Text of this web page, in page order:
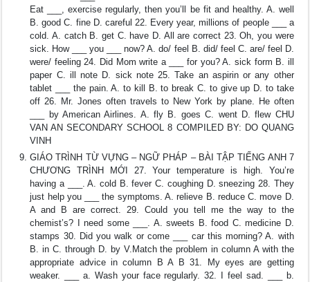
Eat ___, exercise regularly, then you’ll be fit and healthy. A. well
B. good C. fine D. careful 22. Every year, millions of people ___ a
cold. A. catch B. get C. have D. All are correct 23. Oh, you were
sick. How ___ you ___ now? A. do/ feel B. did/ feel C. are/ feel D.
were/ feeling 24. Did Mom write a ___ for you? A. sick form B. ill
paper C. ill note D. sick note 25. Take an aspirin or any other
tablet ___ the pain. A. to kill B. to break C. to give up D. to take
off 26. Mr. Jones often travels to New York by plane. He often
___ by American Airlines. A. fly B. goes C. went D. flew CHU
VAN AN SECONDARY SCHOOL 8 COMPILED BY: DO QUANG
VINH
GIÁO TRÌNH TỪ VỰNG – NGỮ PHÁP – BÀI TẬP TIẾNG ANH 7
CHƯƠNG TRÌNH MỚI 27. Your temperature is high. You’re
having a ___. A. cold B. fever C. coughing D. sneezing 28. They
just help you ___ the symptoms. A. relieve B. reduce C. move D.
A and B are correct. 29. Could you tell me the way to the
chemist’s? I need some ___. A. sweets B. food C. medicine D.
stamps 30. Did you walk or come ___ car this morning? A. with
B. in C. through D. by V.Match the problem in column A with the
appropriate advice in column B A B 31. My eyes are getting
weaker. ___ a. Wash your face regularly. 32. I feel sad. ___ b.